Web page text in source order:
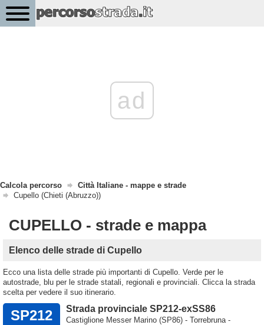
ad
Calcola percorso
Città Italiane - mappe e strade
Cupello (Chieti (Abruzzo))
CUPELLO - strade e mappa
Elenco delle strade di Cupello
Ecco una lista delle strade più importanti di Cupello. Verde per le
autostrade, blu per le strade statali, regionali e provinciali. Clicca la strada
scelta per vedere il suo itinerario.
SP212 Strada provinciale SP212-exSS86
Castiglione Messer Marino (SP86) - Torrebruna -